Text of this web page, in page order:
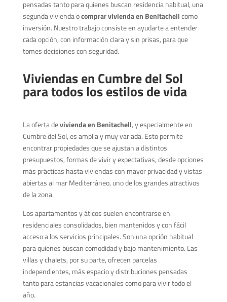
pensadas tanto para quienes buscan residencia habitual, una
segunda vivienda ocomprar vivienda en Benitachellcomo
inversión. Nuestro trabajo consiste en ayudarte a entender
cada opción, con información clara y sin prisas, para que
tomes decisiones con seguridad.
Viviendas en Cumbre del Sol
para todos los estilos de vida
La oferta devivienda en Benitachell, y especialmente en
Cumbre del Sol, es amplia y muy variada. Esto permite
encontrar propiedades que se ajustan a distintos
presupuestos, formas de vivir y expectativas, desde opciones
más prácticas hasta viviendas con mayor privacidad y vistas
abiertas al mar Mediterráneo, uno de los grandes atractivos
de la zona.
Los apartamentos y áticos suelen encontrarse en
residenciales consolidados, bien mantenidos y con fácil
acceso a los servicios principales. Son una opción habitual
para quienes buscan comodidad y bajo mantenimiento. Las
villas y chalets, por su parte, ofrecen parcelas
independientes, más espacio y distribuciones pensadas
tanto para estancias vacacionales como para vivir todo el
año.